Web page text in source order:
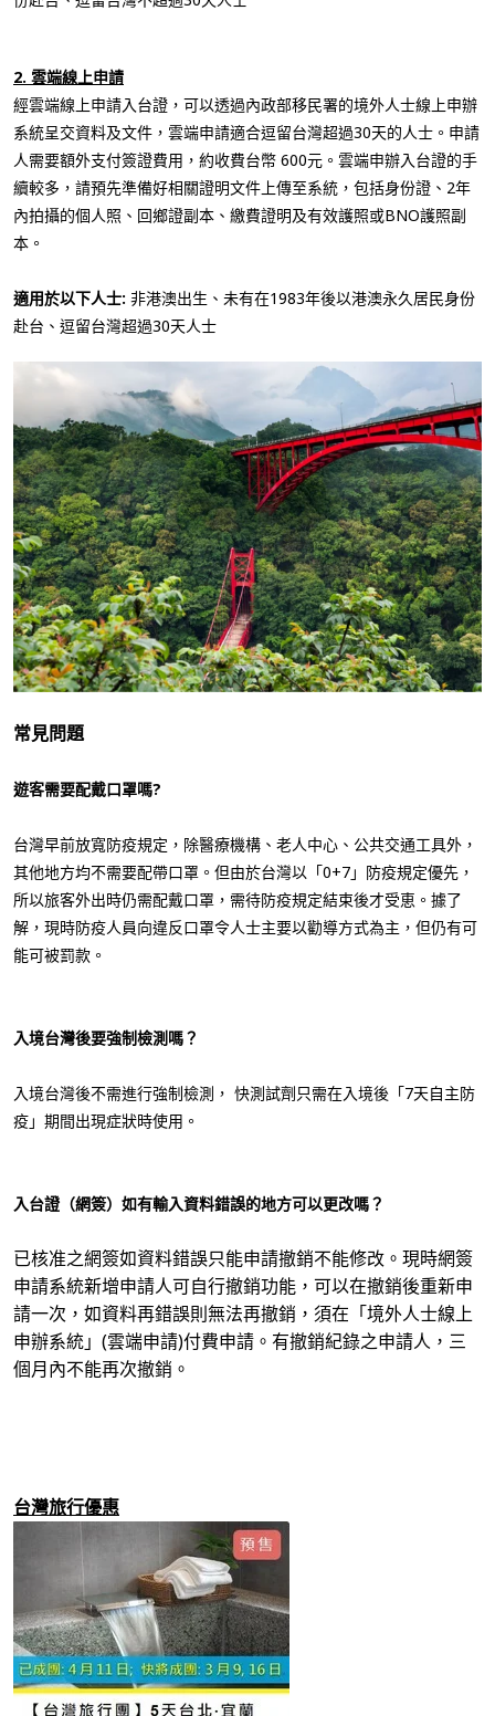
2. 雲端線上申請
經雲端線上申請入台證，可以透過內政部移民署的境外人士線上申辦
系統呈交資料及文件，雲端申請適合逗留台灣超過30天的人士。申請
人需要額外支付簽證費用，約收費台幣 600元。雲端申辦入台證的手
續較多，請預先準備好相關證明文件上傳至系統，包括身份證、2年
內拍攝的個人照、回鄉證副本、繳費證明及有效護照或BNO護照副
本。
適用於以下人士: 非港澳出生、未有在1983年後以港澳永久居民身份
赴台、逗留台灣超過30天人士
常見問題
遊客需要配戴口罩嗎?
台灣早前放寬防疫規定，除醫療機構、老人中心、公共交通工具外，
其他地方均不需要配帶口罩。但由於台灣以「0+7」防疫規定優先，
所以旅客外出時仍需配戴口罩，需待防疫規定結束後才受恵。據了
解，現時防疫人員向違反口罩令人士主要以勸導方式為主，但仍有可
能可被罰款。
入境台灣後要強制檢測嗎？
入境台灣後不需進行強制檢測， 快測試劑只需在入境後「7天自主防
疫」期間出現症狀時使用。
入台證（網簽）如有輸入資料錯誤的地方可以更改嗎？
已核准之網簽如資料錯誤只能申請撤銷不能修改。現時網簽
申請系統新增申請人可自行撤銷功能，可以在撤銷後重新申
請一次，如資料再錯誤則無法再撤銷，須在「境外人士線上
申辦系統」(雲端申請)付費申請。有撤銷紀錄之申請人，三
個月內不能再次撤銷。
台灣旅行優惠